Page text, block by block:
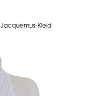
Jacquemus-Kleid